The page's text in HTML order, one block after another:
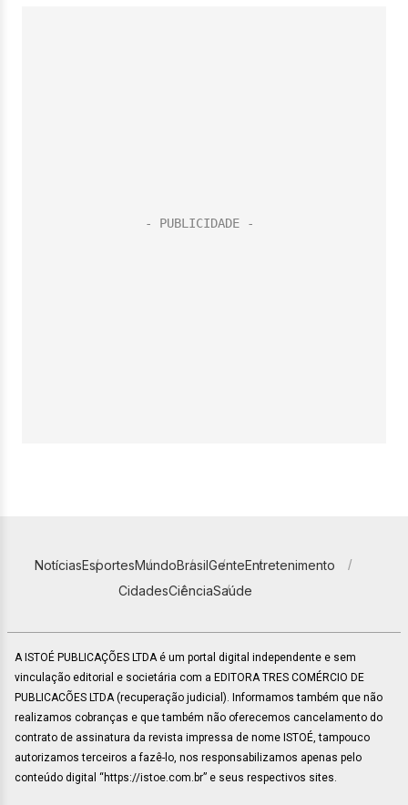
NotíciasEsportesMundoBrasilGenteEntretenimento
CidadesCiênciaSaúde
A ISTOÉ PUBLICAÇÕES LTDA é um portal digital independente e sem
vinculação editorial e societária com a EDITORA TRES COMÉRCIO DE
PUBLICACÕES LTDA (recuperação judicial). Informamos também que não
realizamos cobranças e que também não oferecemos cancelamento do
contrato de assinatura da revista impressa de nome ISTOÉ, tampouco
autorizamos terceiros a fazê-lo, nos responsabilizamos apenas pelo
conteúdo digital “https://istoe.com.br” e seus respectivos sites.